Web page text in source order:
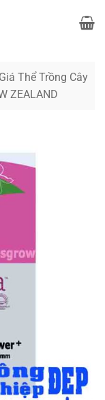
Giá Thể Trồng Cây
ZEALAND